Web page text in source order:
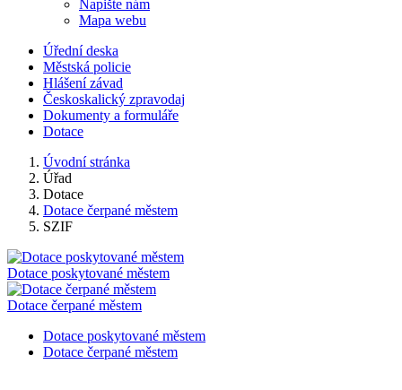
Napište nám
Mapa webu
Úřední deska
Městská policie
Hlášení závad
Českoskalický zpravodaj
Dokumenty a formuláře
Dotace
Úvodní stránka
Úřad
Dotace
Dotace čerpané městem
SZIF
Dotace poskytované městem
Dotace čerpané městem
Dotace poskytované městem
Dotace čerpané městem